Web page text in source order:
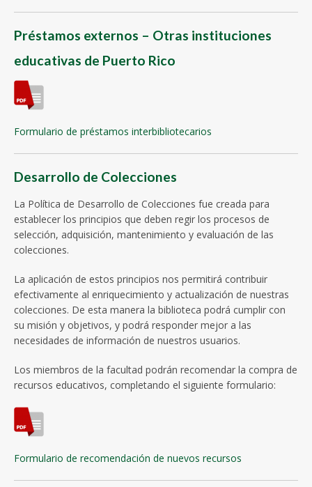
Préstamos externos – Otras instituciones
educativas de Puerto Rico
Formulario de préstamos interbibliotecarios
Desarrollo de Colecciones
La Política de Desarrollo de Colecciones fue creada para
establecer los principios que deben regir los procesos de
selección, adquisición, mantenimiento y evaluación de las
colecciones.
La aplicación de estos principios nos permitirá contribuir
efectivamente al enriquecimiento y actualización de nuestras
colecciones. De esta manera la biblioteca podrá cumplir con
su misión y objetivos, y podrá responder mejor a las
necesidades de información de nuestros usuarios.
Los miembros de la facultad podrán recomendar la compra de
recursos educativos, completando el siguiente formulario:
Formulario de recomendación de nuevos recursos